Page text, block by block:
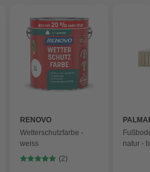
RENOVO
Wetterschutzfarbe -
weiss
(2)
natur -